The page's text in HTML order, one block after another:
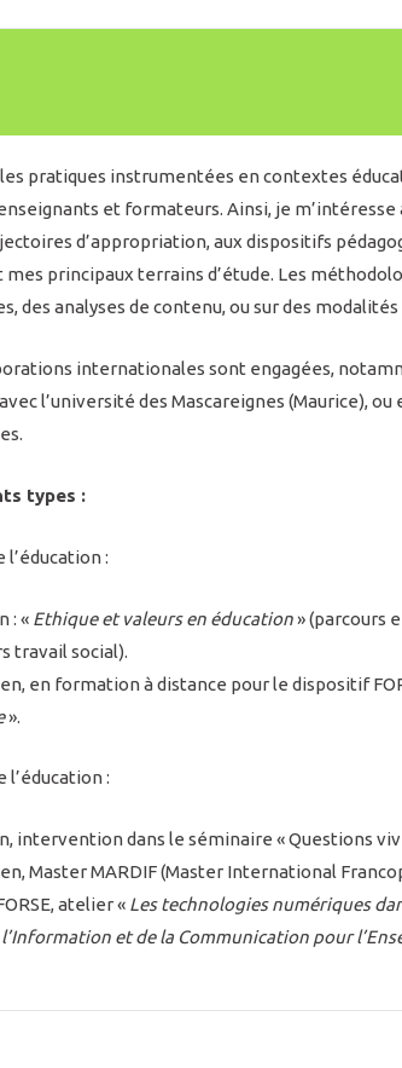
pratiques instrumentées en contextes
et formateurs. Ainsi, je
d’appropriation, aux dispositifs
principaux terrains d’étude. Les
des analyses de contenu, ou sur des
internationales sont engagées,
l’université des Mascareignes (Maurice),
types :
l’éducation :
: « Ethique et valeurs en éducation» (parcours
travail social).
en formation à distance pour le dispositif
».
l’éducation :
intervention dans le séminaire « Questions
Master MARDIF (Master International
atelier « Les technologies numériques
l’Information et de la Communication pour